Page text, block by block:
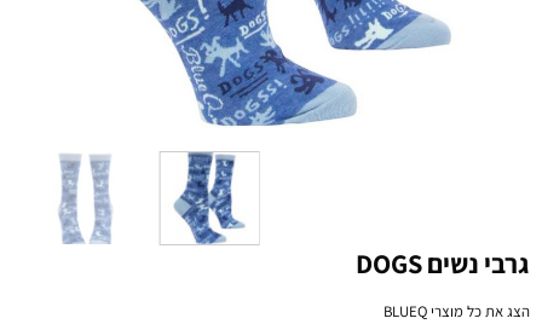
גרבי נשים DOGS
הצג את כל מוצריBLUEQ